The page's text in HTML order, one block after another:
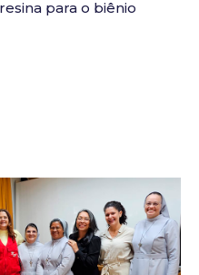
para o biênio